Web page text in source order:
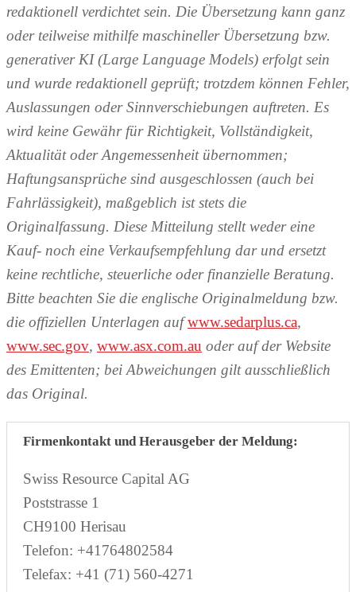
redaktionell verdichtet sein. Die Übersetzung kann ganz
oder teilweise mithilfe maschineller Übersetzung bzw.
generativer KI (Large Language Models) erfolgt sein
und wurde redaktionell geprüft; trotzdem können Fehler,
Auslassungen oder Sinnverschiebungen auftreten. Es
wird keine Gewähr für Richtigkeit, Vollständigkeit,
Aktualität oder Angemessenheit übernommen;
Haftungsansprüche sind ausgeschlossen (auch bei
Fahrlässigkeit), maßgeblich ist stets die
Originalfassung. Diese Mitteilung stellt weder eine
Kauf- noch eine Verkaufsempfehlung dar und ersetzt
keine rechtliche, steuerliche oder finanzielle Beratung.
Bitte beachten Sie die englische Originalmeldung bzw.
die offiziellen Unterlagen aufwww.sedarplus.ca,
www.sec.gov, www.asx.com.au oder auf der Website
des Emittenten; bei Abweichungen gilt ausschließlich
das Original.
Firmenkontakt und Herausgeber der Meldung:
Swiss Resource Capital AG
Poststrasse 1
CH9100 Herisau
Telefon: +41764802584
Telefax: +41 (71) 560-4271